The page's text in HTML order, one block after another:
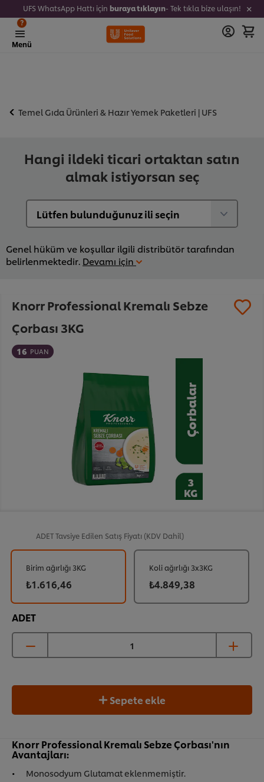
UFS WhatsApp Hattı için buraya tıklayın- Tek tıkla bize ulaşın!
Menü
?
Temel Gıda Ürünleri & Hazır Yemek Paketleri | UFS
Hangi ildeki ticari ortaktan satın
almak istiyorsan seç
Genel hüküm ve koşullar ilgili distribütör tarafından
belirlenmektedir. Devamı için
Knorr Professional Kremalı Sebze
Çorbası 3KG
16 PUAN
ADETTavsiye Edilen Satış Fiyatı (KDV Dahil)
ADET
Birim ağırlığı 3KG
₺1.616,46
Koli ağırlığı 3x3KG
₺4.849,38
Sepete ekle
Knorr Professional Kremalı Sebze Çorbası'nın
Avantajları:
Monosodyum Glutamat eklenmemiştir.